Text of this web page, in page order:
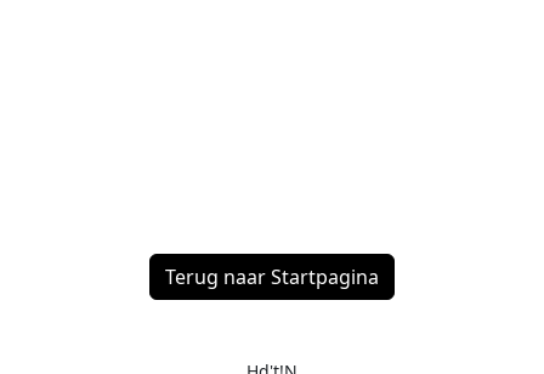
Terug naar Startpagina